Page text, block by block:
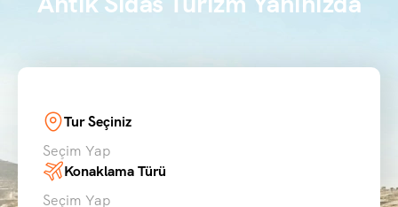
Tur Seçiniz
Seçim Yap
Konaklama Türü
Seçim Yap